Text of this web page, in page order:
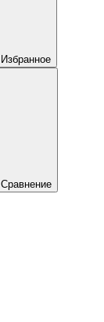
Избранное
Сравнение